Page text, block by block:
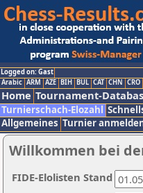
Logged on: Gast
Arabic ARM AZE BIH BUL CAT CHN CRO
Home Tournament-
Turnierschach-Elozahl
Allgemeines Turnier
Willkommen bei
FIDE-Elolisten Stand